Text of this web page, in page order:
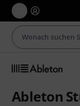
Ableton